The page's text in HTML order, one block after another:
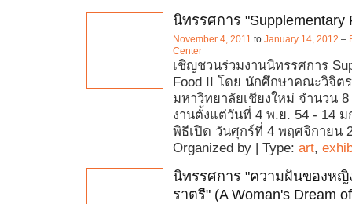
นิทรรศการ "Supplementary
November 4, 2011 to January 14, 2012 –
Center
เชิญชวนร่วมงานนิทรรศการ
Food II โดย นักศึกษาคณะวิจิต
มหาวิทยาลัยเชียงใหม่ จำนวน
งานตั้งแต่วันที่ 4 พ.ย. 54 - 14 ม
พิธีเปิด วันศุกร์ที่ 4 พฤศจิกายน
Organized by | Type: art,
นิทรรศการ "ความฝันของหญิ
ราตรี" (A Woman's Dream